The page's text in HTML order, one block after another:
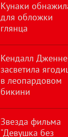
Кунаки
для обложки
глянца
Кендалл
засветила
в леопардовом
бикини
Звезда фильма
"Девушка без